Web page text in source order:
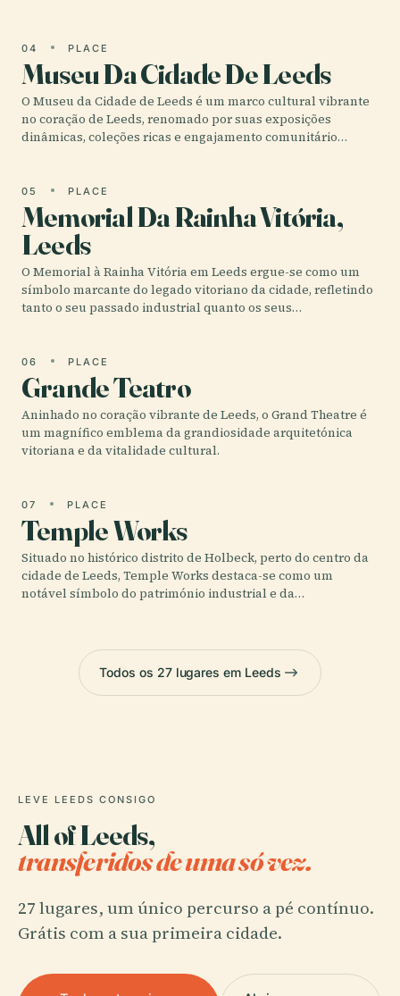
04 PLACE
Museu Da Cidade De Leeds
O Museu da Cidade de Leeds é um marco cultural vibrante
no coração de Leeds, renomado por suas exposições
dinâmicas, coleções ricas e engajamento comunitário…
05 PLACE
Memorial Da Rainha Vitória,
Leeds
O Memorial à Rainha Vitória em Leeds ergue-se como um
símbolo marcante do legado vitoriano da cidade, refletindo
tanto o seu passado industrial quanto os seus…
06 PLACE
Grande Teatro
Aninhado no coração vibrante de Leeds, o Grand Theatre é
um magnífico emblema da grandiosidade arquitetónica
vitoriana e da vitalidade cultural.
07 PLACE
Temple Works
Situado no histórico distrito de Holbeck, perto do centro da
cidade de Leeds, Temple Works destaca-se como um
notável símbolo do património industrial e da…
Todos os 27 lugares em Leeds
LEVE LEEDS CONSIGO
All of Leeds,
transferidos de uma só vez.
27 lugares, um único percurso a pé contínuo.
Grátis com a sua primeira cidade.